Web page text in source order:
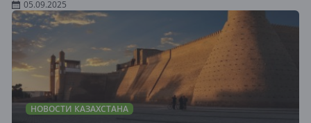
05.09.2025
НОВОСТИ КАЗАХСТАНА